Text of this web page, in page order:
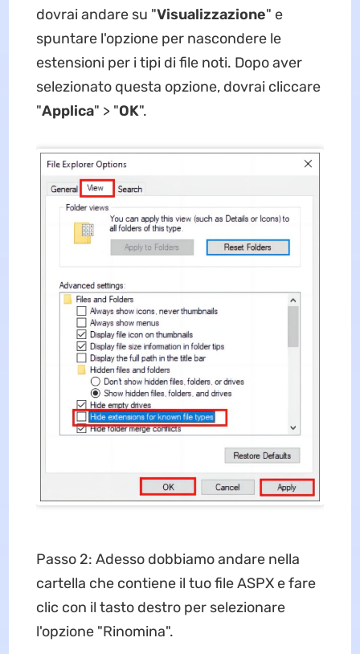
dovrai andare su "Visualizzazione" e
spuntare l'opzione per nascondere le
estensioni per i tipi di file noti. Dopo aver
selezionato questa opzione, dovrai cliccare
"Applica" > "OK".
Passo 2: Adesso dobbiamo andare nella
cartella che contiene il tuo file ASPX e fare
clic con il tasto destro per selezionare
l'opzione "Rinomina".